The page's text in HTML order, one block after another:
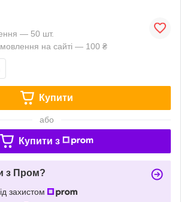
— 50 шт.
на сайті — 100 ₴
Купити
або
Купити з
з Пром?
захистом